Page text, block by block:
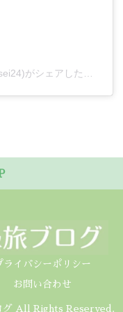
Banzoku@鷺師なwebライター(@sekisei24)がシェアした投稿
ライバシーポリシー
お問い合わせ
グ All Rights Reserved.